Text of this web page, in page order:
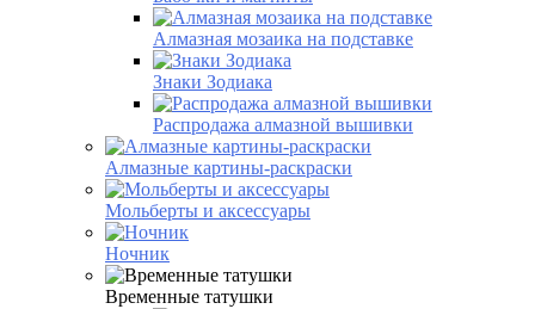
Алмазная мозаика на подставке
Знаки Зодиака
Распродажа алмазной вышивки
Алмазные картины-раскраски
Мольберты и аксессуары
Ночник
Временные татушки